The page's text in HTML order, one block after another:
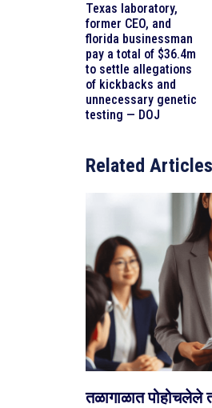
Texas laboratory,
former CEO, and
florida businessman
pay a total of $36.4m
to settle allegations
of kickbacks and
unnecessary genetic
testing — DOJ
Related Articles
तळागाळात पोहोचलेले